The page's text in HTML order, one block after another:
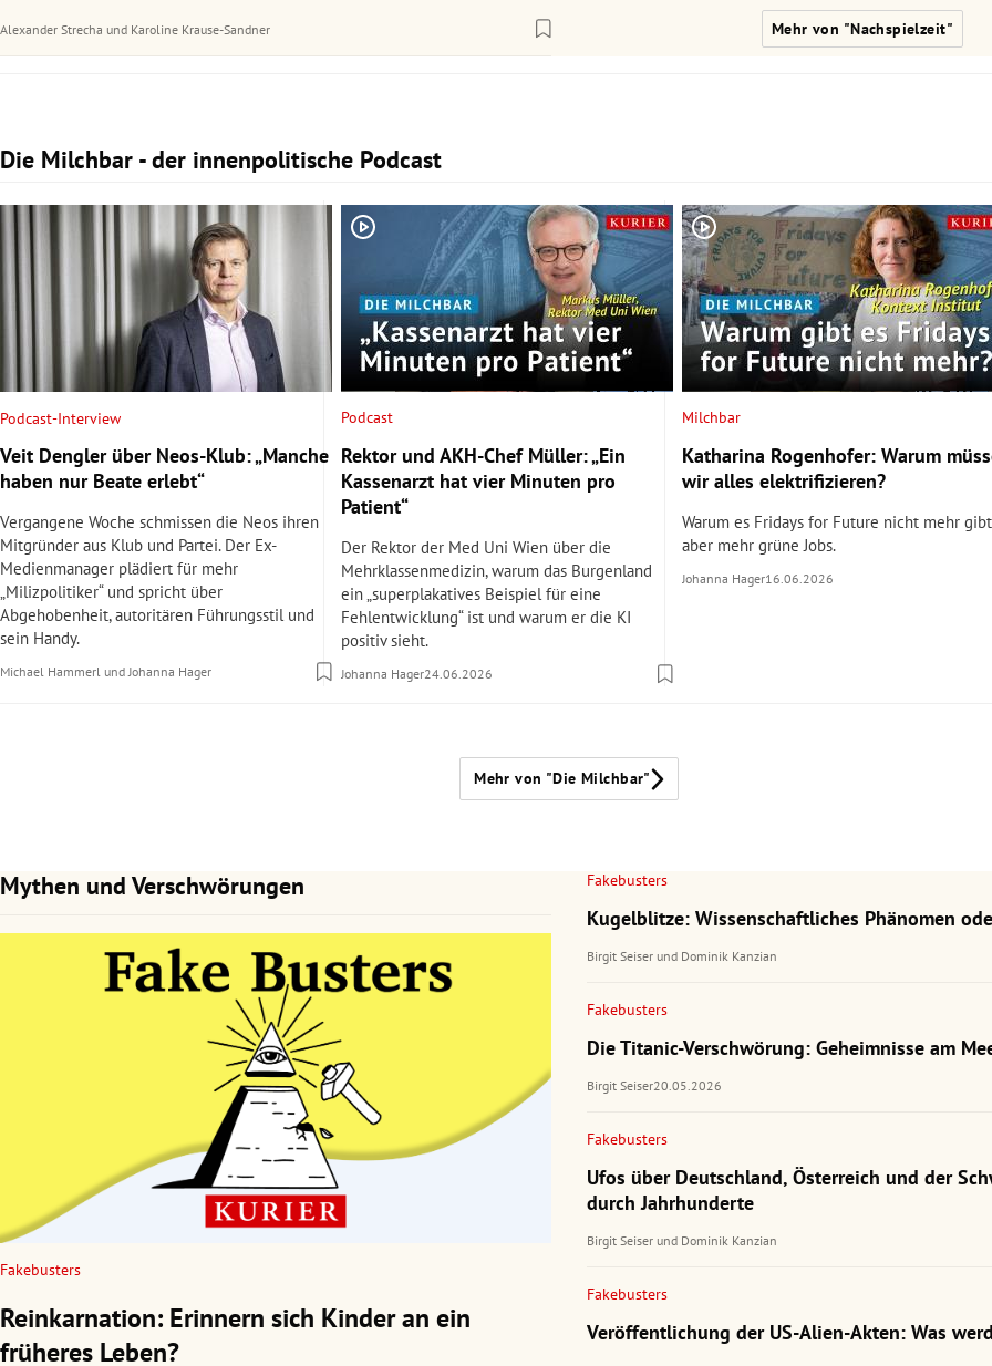
Alexander Strecha und Karoline Krause-Sandner Mehr von "Nachspielzeit"
Die Milchbar - der innenpolitische Podcast
Slide 1 von 3
Podcast-Interview
Veit Dengler über Neos-Klub: „Manche
haben nur Beate erlebt“
Vergangene Woche schmissen die Neos ihren
Mitgründer aus Klub und Partei. Der Ex-
Medienmanager plädiert für mehr
„Milizpolitiker“ und spricht über
Abgehobenheit, autoritären Führungsstil und
sein Handy.
Michael Hammerl undJohanna Hager
Podcast
Rektor und AKH-Chef Müller: „Ein
Kassenarzt hat vier Minuten pro
Patient“
Der Rektor der Med Uni Wien über die
Mehrklassenmedizin, warum das Burgenland
ein „superplakatives Beispiel für eine
Fehlentwicklung“ ist und warum er die KI
positiv sieht.
Johanna Hager24.06.2026
Milchbar
Katharina Rogenhofer: Warum
wir alles elektrifizieren?
Warum es Fridays for Future nicht mehr
aber mehr grüne Jobs.
Johanna Hager16.06.2026
Mehr von "Die Milchbar"
Mythen und Verschwörungen
Fakebusters
Reinkarnation: Erinnern sich Kinder an ein
früheres Leben?
Fakebusters
Kugelblitze: Wissenschaftliches Phänomen
Birgit Seiserund Dominik Kanzian
Fakebusters
Die Titanic-Verschwörung: Geheimnisse am
Birgit Seiser20.05.2026
Fakebusters
Ufos über Deutschland, Österreich und der
durch Jahrhunderte
Birgit Seiserund Dominik Kanzian
Fakebusters
Veröffentlichung der US-Alien-Akten: Was